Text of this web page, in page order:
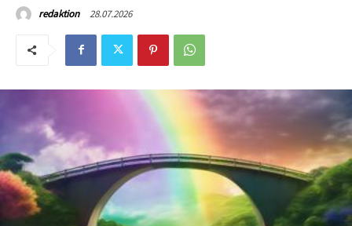
redaktion 28.07.2026